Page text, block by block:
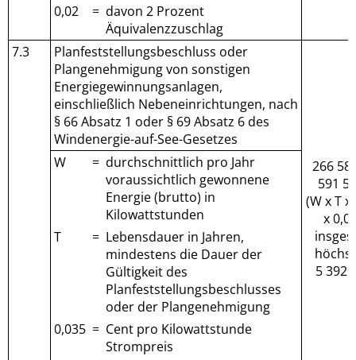
0,02
= davon 2 Prozent
Äquivalenzzuschlag
7.3
Planfeststellungsbeschluss oder
Plangenehmigung von sonstigen
Energiegewinnungsanlagen,
einschließlich Nebeneinrichtungen, nach
§ 66 Absatz 1 oder § 69 Absatz 6 des
Windenergie-auf-See-Gesetzes
266
591
(W x T x
x
5 392
W = durchschnittlich pro Jahr
voraussichtlich gewonnene
Energie (brutto) in
Kilowattstunden
T
= Lebensdauer in Jahren,
mindestens die Dauer der
Gültigkeit des
Planfeststellungsbeschlusses
oder der Plangenehmigung
0,035 = Cent pro Kilowattstunde
Strompreis